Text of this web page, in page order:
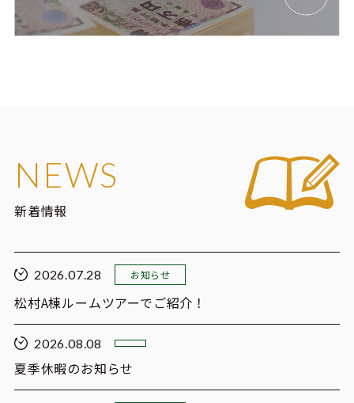
NEWS
新着情報
2026.07.28 お知らせ
松村A棟ルームツアーでご紹介！
2026.08.08
夏季休暇のお知らせ